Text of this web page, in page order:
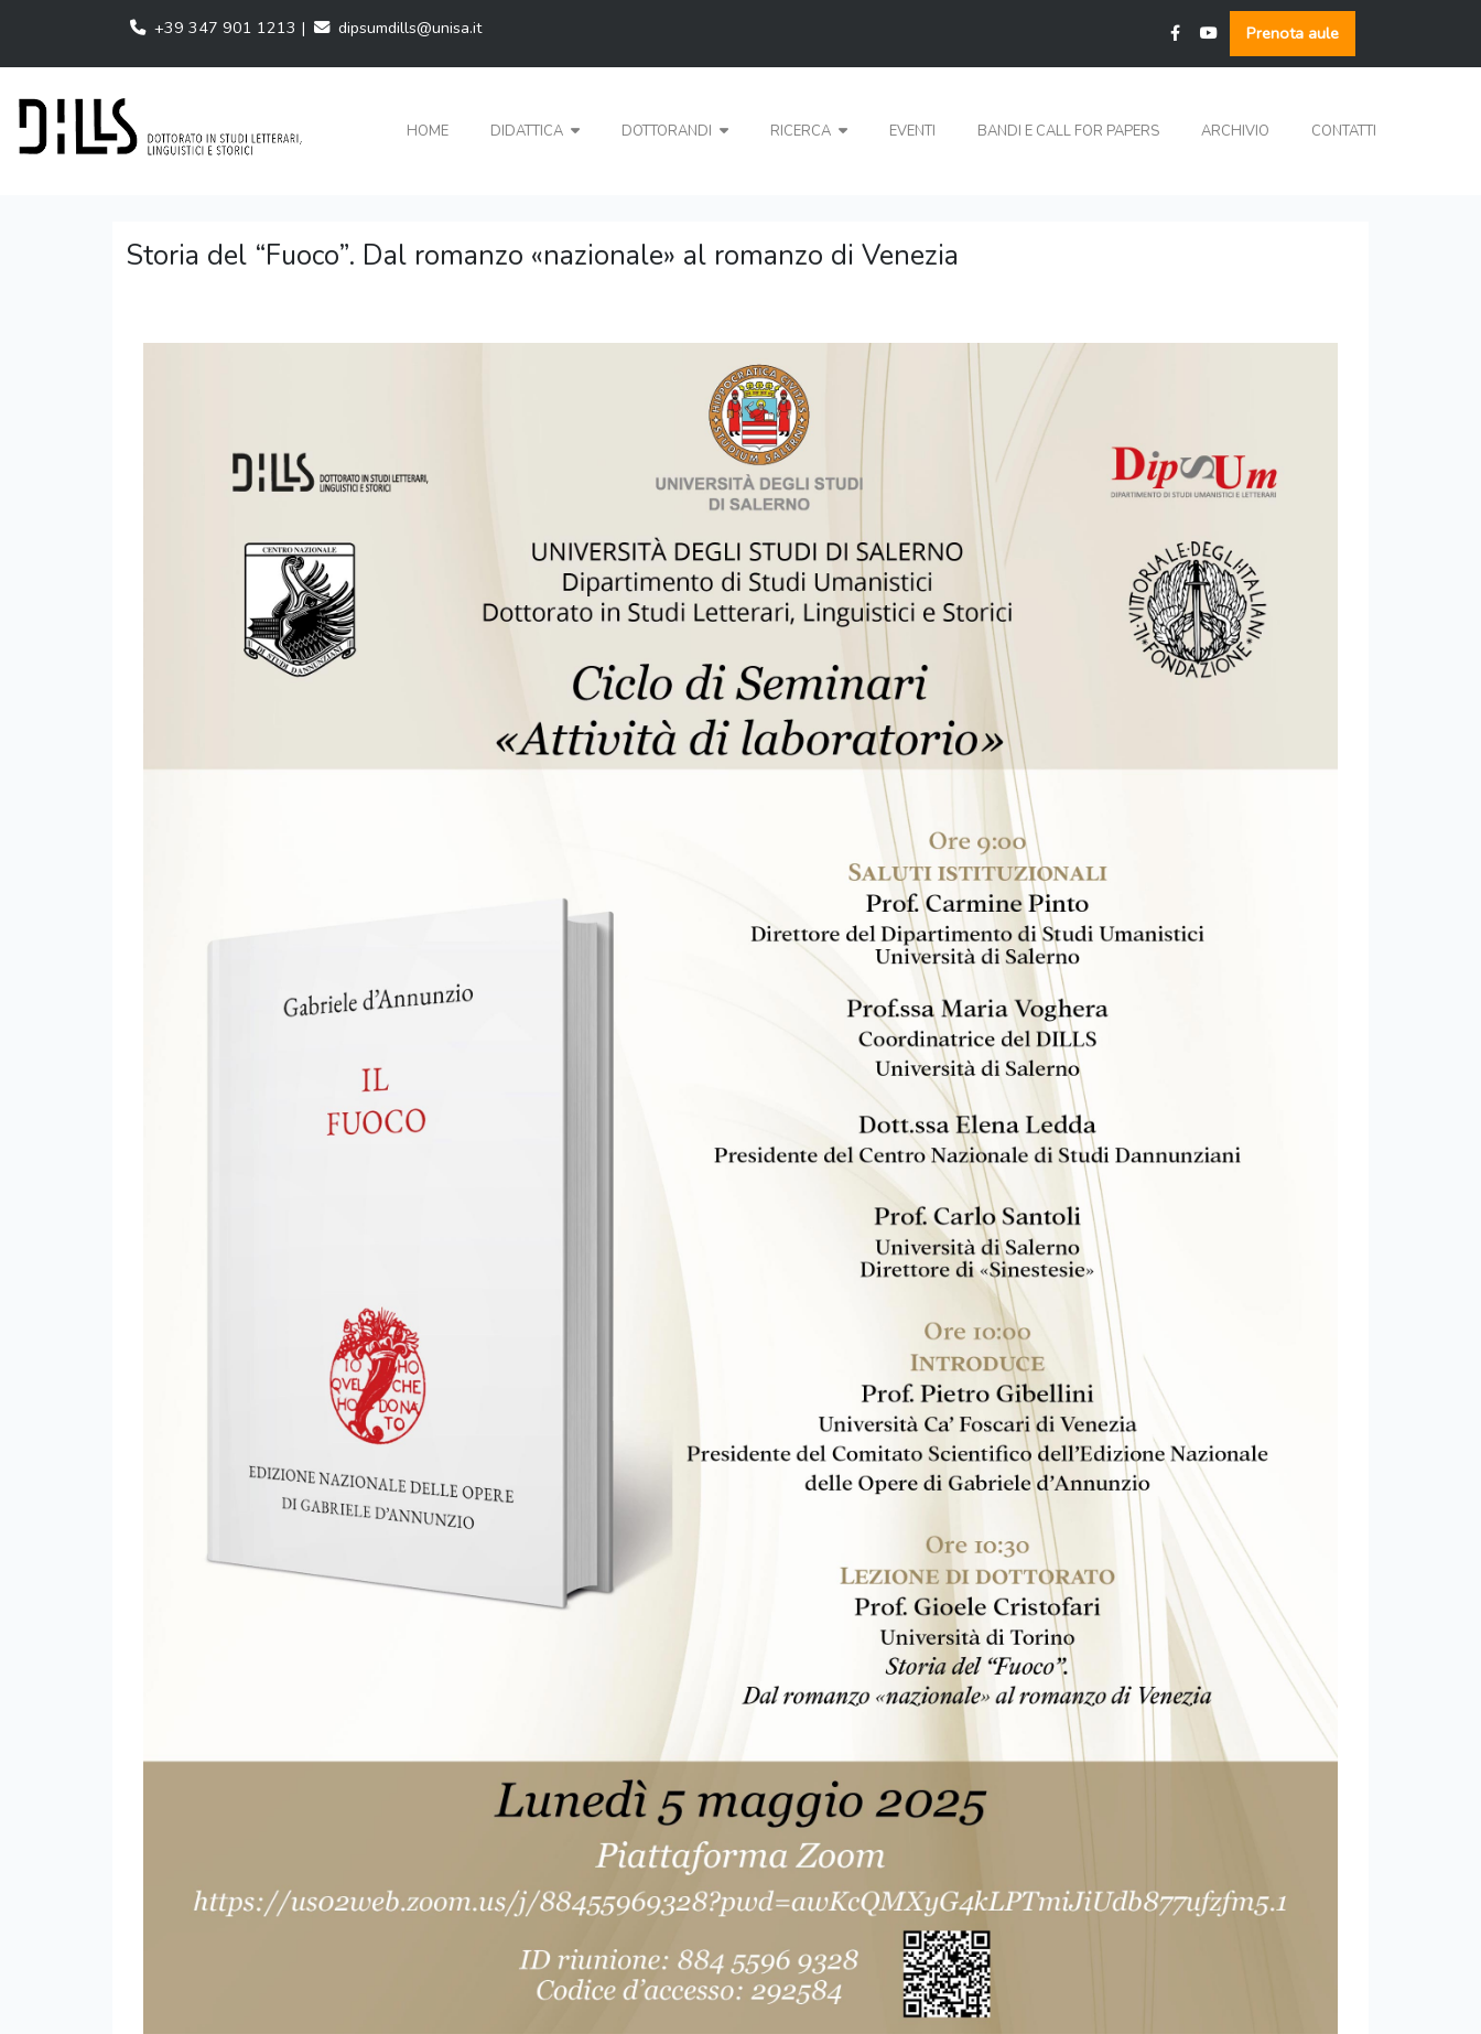
+39 347 901 1213 | dipsumdills@unisa.it Prenota aule
HOME DIDATTICA DOTTORANDI RICERCA EVENTI BANDI E CALL FOR PAPERS ARCHIVIO CONTATTI
Storia del “Fuoco”. Dal romanzo «nazionale» al romanzo di Venezia